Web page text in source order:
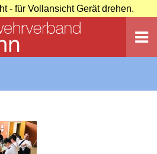
- für Vollansicht Gerät drehen.